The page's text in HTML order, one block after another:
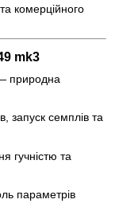
комерційного
mk3
природна
запуск семплів та
гучністю та
параметрів